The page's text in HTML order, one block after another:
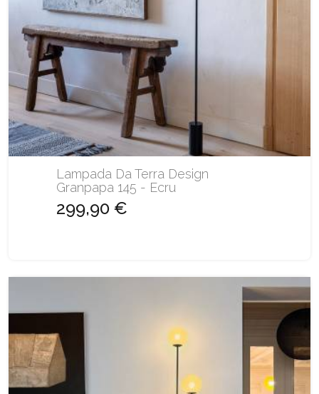
Lampada Da Terra Design
Granpapa 145 - Ecru
299,90 €